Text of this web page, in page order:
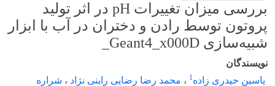
بررسی میزان تغییرات pH در اثر تولید
پروتون توسط رادن و دختران در آب با ابزار
شبیه‌سازی Geant4_x000D_
نویسندگان
یاسین حیدری زاده1 ، محمد رضا رضایی راینی نژاد ، شراره